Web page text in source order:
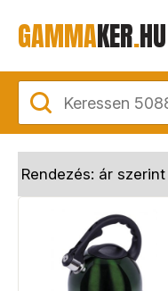
GAMMAKER.HU